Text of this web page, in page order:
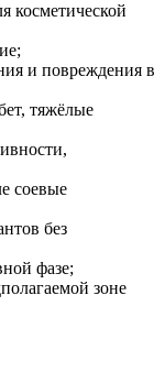
косметической
и повреждения в
тяжёлые
соевые
без
фазе;
зоне